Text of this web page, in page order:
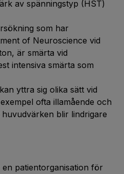
av spänningstyp (HST)
som har
of Neuroscience vid
är smärta vid
intensiva smärta som
yttra sig olika sätt vid
ofta illamående och
blir lindrigare
patientorganisation för